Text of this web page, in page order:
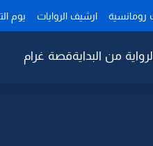
رومانسية ارشيف الروايات يوم
من البدايةقصة غرام